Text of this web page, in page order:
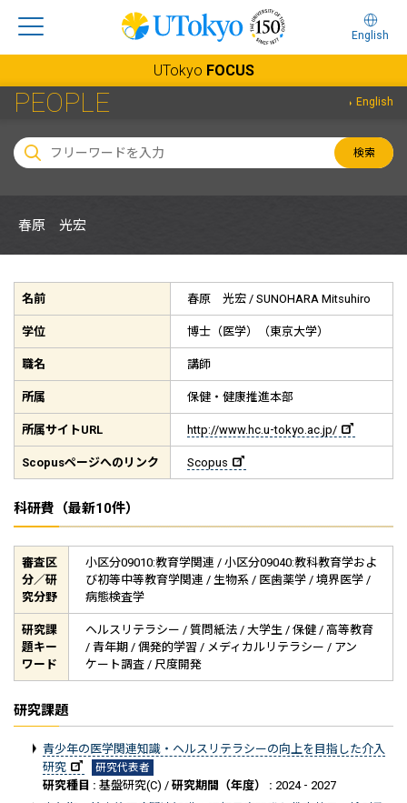
English
UTokyo FOCUS
PEOPLE English
検索
春原 光宏
名前 春原 光宏 / SUNOHARA Mitsuhiro
学位 博士（医学）（東京大学）
職名 講師
所属 保健・健康推進本部
所属サイトURL http://www.hc.u-tokyo.ac.jp/
Scopusページへのリンク Scopus
科研費（最新10件）
審査区
分／研
究分野
小区分09010:教育学関連 / 小区分09040:教科教育学およ
び初等中等教育学関連 / 生物系 / 医歯薬学 / 境界医学 /
病態検査学
研究課
題キー
ワード
ヘルスリテラシー / 質問紙法 / 大学生 / 保健 / 高等教育
/ 青年期 / 偶発的学習 / メディカルリテラシー / アン
ケート調査 / 尺度開発
研究課題
青少年の医学関連知識・ヘルスリテラシーの向上を目指した介入
研究
研究代表者
研究種目 : 基盤研究(C) / 研究期間（年度） : 2024 - 2027